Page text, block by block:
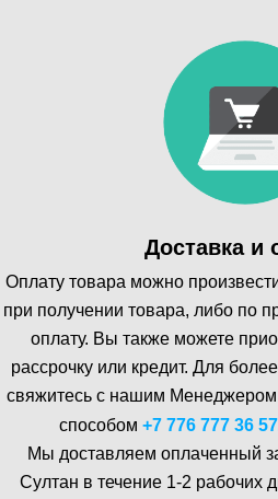
Доставка и
Оплату товара можно
при получении товара, либо по
оплату. Вы также можете
рассрочку или кредит. Для
свяжитесь с нашим
способом +7 776 777 36 57
Мы доставляем оплаченный
Cултан в течение 1-2 рабочих